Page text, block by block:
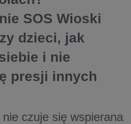
SOS Wioski
dzieci, jak
i nie
presji innych
nie czuje się wspierana